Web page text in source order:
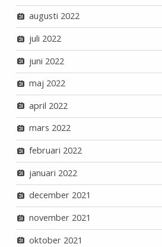
augusti 2022
juli 2022
juni 2022
maj 2022
april 2022
mars 2022
februari 2022
januari 2022
december 2021
november 2021
oktober 2021